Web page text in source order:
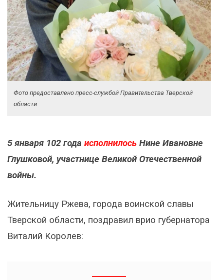
Фото предоставлено пресс-службой Правительства Тверской
области
5 января 102 года исполнилось Нине Ивановне
Глушковой, участнице Великой Отечественной
войны.
Жительницу Ржева, города воинской славы
Тверской области, поздравил врио губернатора
Виталий Королев: